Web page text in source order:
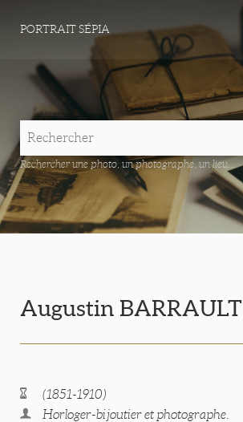
PORTRAIT SÉPIA
Rechercher une photo, un photographe, un lieu...
Augustin BARRAULT
(1851-1910)
Horloger-bijoutier et photographe.